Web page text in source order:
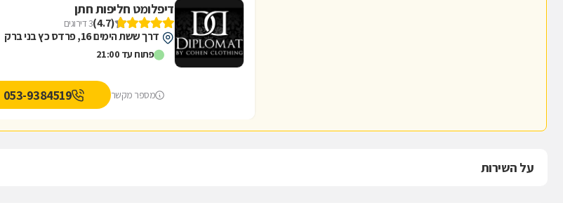
דיפלומט חליפות חתן
(4.7) 3 דירוגים
דרך ששת הימים 16, פרדס כץ בני ברק
פתוח עד 21:00
מספר מקשר 053-9384519
על השירות